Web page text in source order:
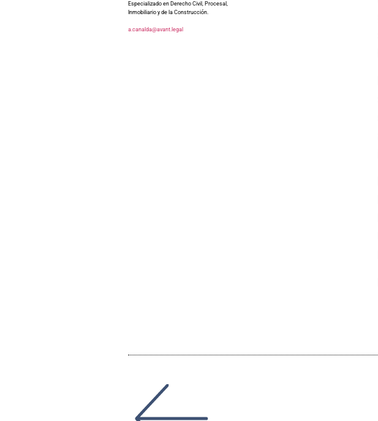
Especializado en Derecho Civil, Procesal,
Inmobiliario y de la Construcción.
a.canalda@avant.legal